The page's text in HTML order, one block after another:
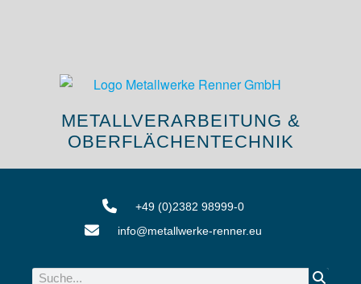
METALLVERARBEITUNG &
OBERFLÄCHENTECHNIK
+49 (0)2382 98999-0
info@metallwerke-renner.eu